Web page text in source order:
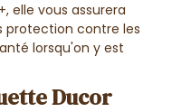
elle vous assurera
protection contre les
lorsqu'on y est
Ducor